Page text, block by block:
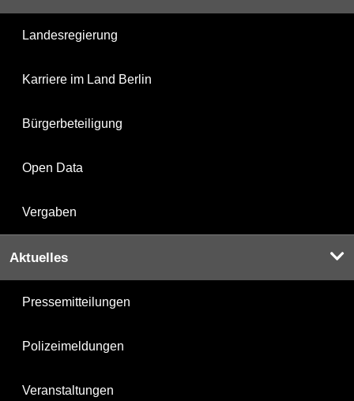
Landesregierung
Karriere im Land Berlin
Bürgerbeteiligung
Open Data
Vergaben
Aktuelles
Pressemitteilungen
Polizeimeldungen
Veranstaltungen